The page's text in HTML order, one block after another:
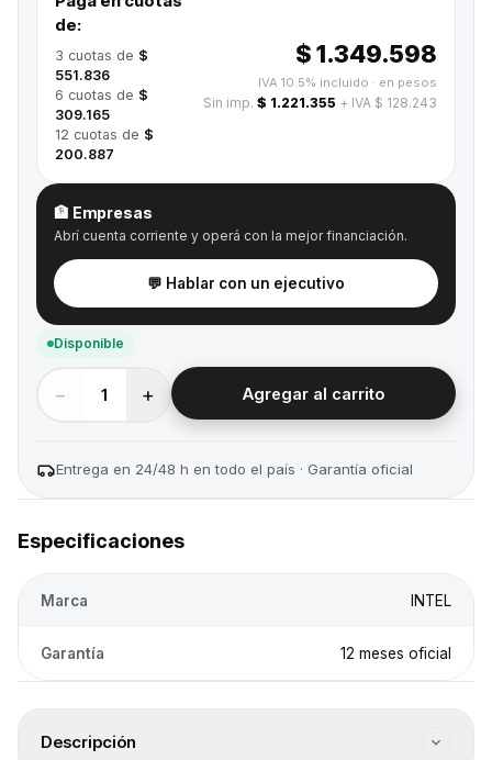
de:
3 cuotas de $
551.836
6 cuotas de $
309.165
12 cuotas de $
200.887
$ 1.349.598
IVA 10.5% incluido · en pesos
Sin imp. $ 1.221.355 + IVA $ 128.243
🏦 Empresas
Abrí cuenta corriente y operá con la mejor financiación.
💬 Hablar con un ejecutivo
Disponible
− 1 + Agregar al carrito
Entrega en 24/48 h en todo el país · Garantía oficial
Especificaciones
Marca INTEL
Garantía 12 meses oficial
Descripción